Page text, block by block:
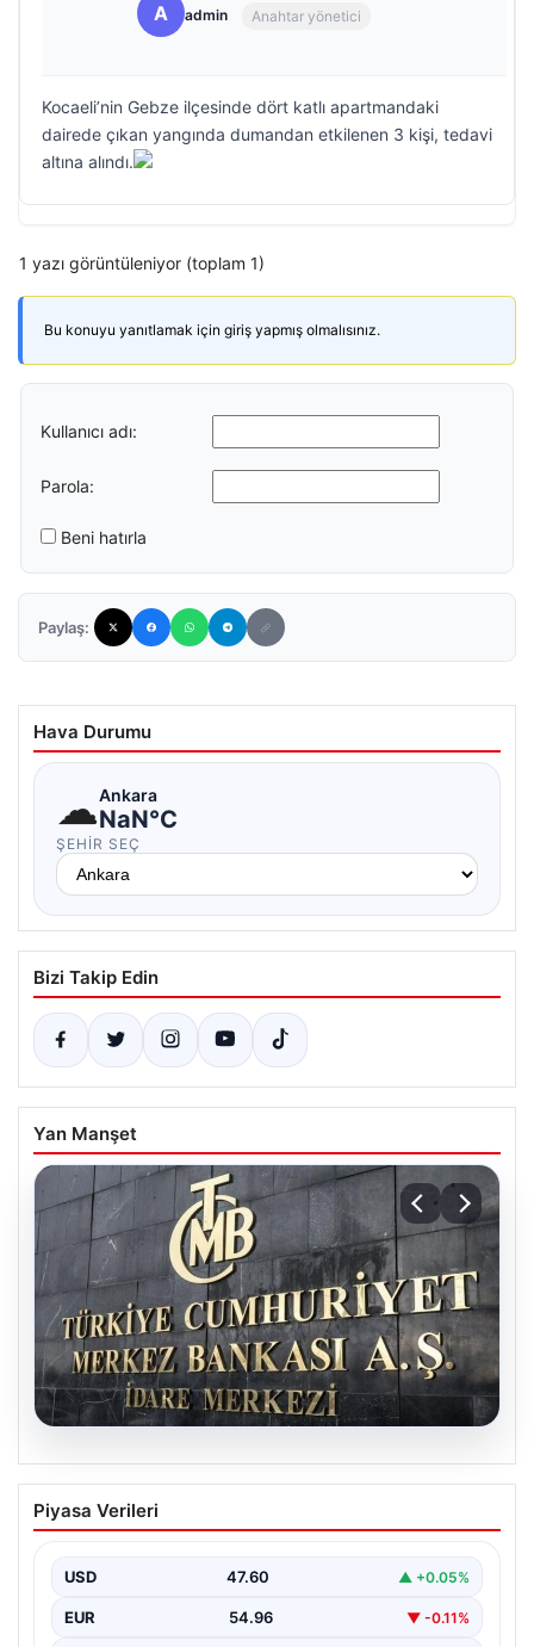
A admin Anahtar yönetici
Kocaeli’nin Gebze ilçesinde dört katlı apartmandaki
dairede çıkan yangında dumandan etkilenen 3 kişi, tedavi
altına alındı.
1 yazı görüntüleniyor (toplam 1)
Bu konuyu yanıtlamak için giriş yapmış olmalısınız.
Kullanıcı adı:
Parola:
Beni hatırla
Paylaş:
Hava Durumu
☁Ankara
NaN°C
ŞEHIR SEÇ
Bizi Takip Edin
Yan Manşet
05.08.2026
Merkez Bankası faiz kararı ne zaman?
Ekonomistlerin nisan ayı faiz beklentisi
Piyasa Verileri
USD 47.60 ▲ +0.05%
EUR 54.96 ▼ -0.11%